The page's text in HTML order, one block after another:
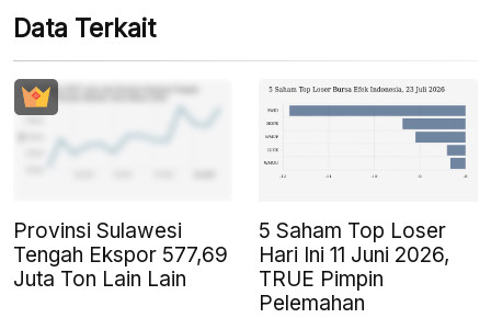
Data Terkait
Provinsi Sulawesi
Tengah Ekspor 577,69
Juta Ton Lain Lain
5 Saham Top Loser
Hari Ini 11 Juni 2026,
TRUE Pimpin
Pelemahan